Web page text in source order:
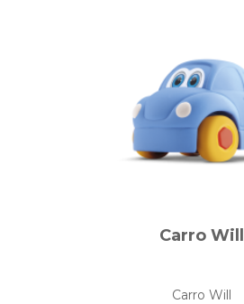
Carro Will
Carro Will